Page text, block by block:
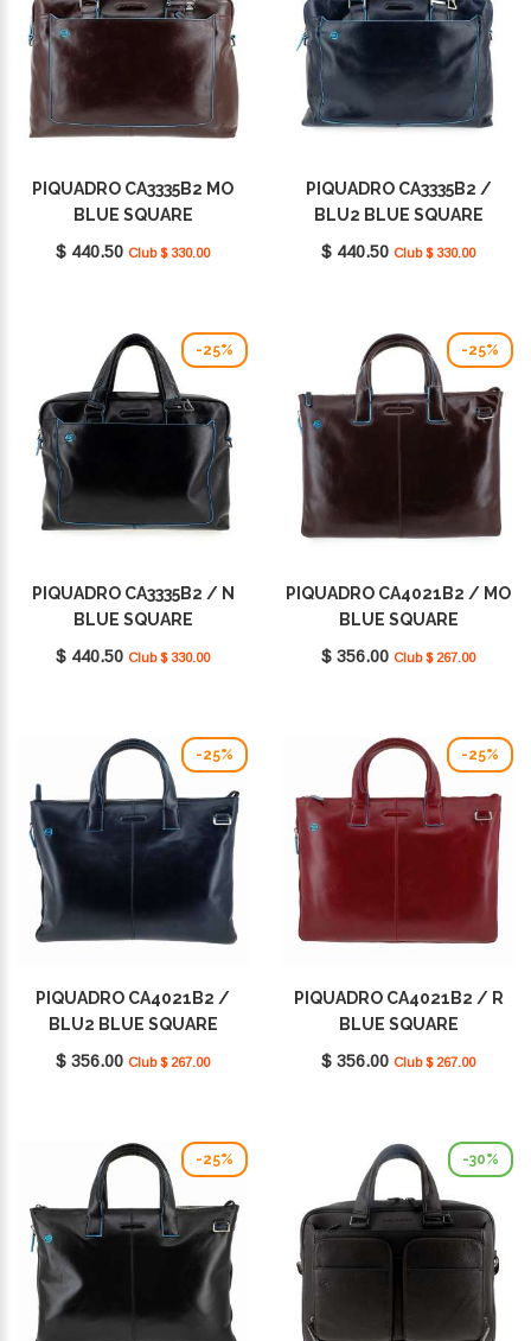
PIQUADRO CA3335B2 MO
BLUE SQUARE
$ 440.50 Club $ 330.00
PIQUADRO CA3335B2 /
BLU2 BLUE SQUARE
$ 440.50 Club $ 330.00
-25%
PIQUADRO CA3335B2 / N
BLUE SQUARE
$ 440.50 Club $ 330.00
-25%
PIQUADRO CA4021B2 / MO
BLUE SQUARE
$ 356.00 Club $ 267.00
-25%
PIQUADRO CA4021B2 /
BLU2 BLUE SQUARE
$ 356.00 Club $ 267.00
-25%
PIQUADRO CA4021B2 / R
BLUE SQUARE
$ 356.00 Club $ 267.00
-25% -30%